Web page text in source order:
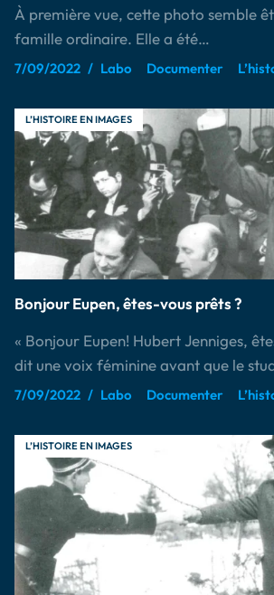
À première vue, cette photo semble
famille ordinaire. Elle a été…
7/09/2022 Labo Documenter
L’HISTOIRE EN IMAGES
Bonjour Eupen, êtes-vous prêts ?
« Bonjour Eupen! Hubert Jenniges,
dit une voix féminine avant que le
7/09/2022 Labo Documenter
L’HISTOIRE EN IMAGES